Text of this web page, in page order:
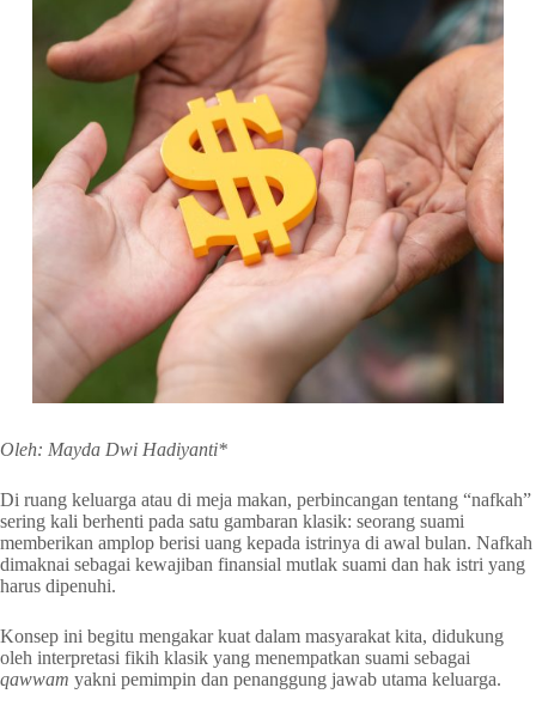
Oleh: Mayda Dwi Hadiyanti*
Di ruang keluarga atau di meja makan, perbincangan tentang “nafkah”
sering kali berhenti pada satu gambaran klasik: seorang suami
memberikan amplop berisi uang kepada istrinya di awal bulan. Nafkah
dimaknai sebagai kewajiban finansial mutlak suami dan hak istri yang
harus dipenuhi.
Konsep ini begitu mengakar kuat dalam masyarakat kita, didukung
oleh interpretasi fikih klasik yang menempatkan suami sebagai
qawwam yakni pemimpin dan penanggung jawab utama keluarga.